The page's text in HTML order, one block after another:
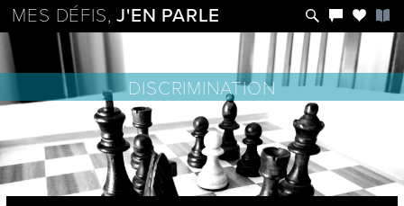
MES DÉFIS,J'EN PARLE
DISCRIMINATION